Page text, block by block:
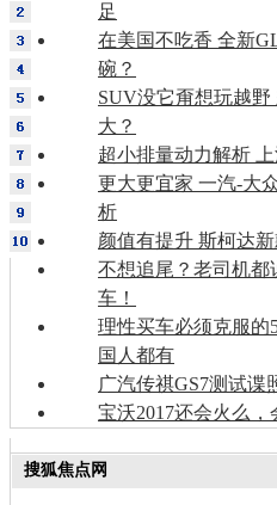
足
在美国不吃香 全新
碗？
SUV没它甭想玩越
大？
超小排量动力解析
更大更宜家 一汽-大
析
颜值有提升 斯柯达
不想追尾？老司机都
车！
理性买车必须克服的
国人都有
广汽传祺GS7测试谍
宝沃2017还会火么
搜狐焦点网